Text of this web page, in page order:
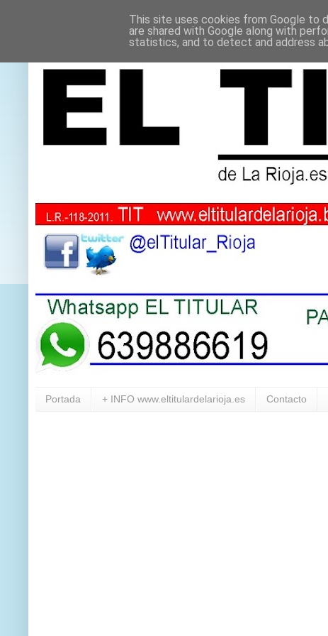
Portada + INFO www.eltitulardelarioja.es Contacto
This site uses cookies from Google to
are shared with Google along with
statistics, and to detect and address